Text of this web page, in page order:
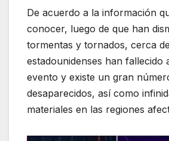
De acuerdo a la información
conocer, luego de que han
tormentas y tornados, cerca
estadounidenses han fallecido
evento y existe un gran
desaparecidos, así como
materiales en las regiones